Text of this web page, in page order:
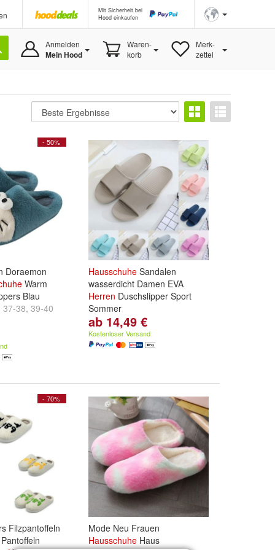
Mit Sicherheit bei
Hood einkaufen
Anmelden
Mein Hood
Waren-
korb
Merk-
zettel
- 50%
Doraemon
Warm
Blau
37-38, 39-40
Hausschuhe Sandalen
wasserdicht Damen EVA
Herren Duschslipper Sport
Sommer
Grobe:5 6,6 7 5
ab 14,49 €
Kostenloser Versand
- 70%
Filzpantoffeln
Mode Neu Frauen
Hausschuhe Haus